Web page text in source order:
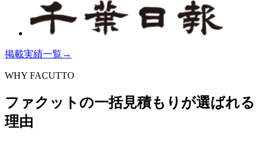
掲載実績一覧 →
WHY FACUTTO
ファクットの一括見積もりが選ばれる
理由